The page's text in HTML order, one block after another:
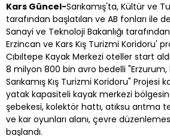
Kars Güncel-Sarıkamış'ta, Kültür ve
tarafından başlatılan ve AB fonları ile
Sanayi ve Teknoloji Bakanlığı
Erzincan ve Kars Kış Turizmi Koridoru'
Cıbıltepe Kayak Merkezi oteller start
8 milyon 800 bin avro bedelli "Erzurum,
Sarıkamış Kış Turizmi Koridoru" Projesi
yatak kapasiteli kayak merkezi
şebekesi, kolektör hattı, atıksu arıtma
ve kar oyunları alanı, çevre
başlandı.